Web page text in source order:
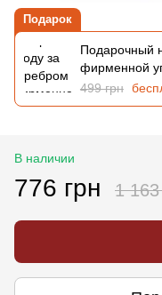
Подарок
Подарочный
фирменной
499 грн
В наличии
776 грн 1 163